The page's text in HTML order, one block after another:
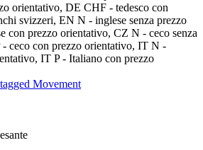
orientativo, DE CHF - tedesco con
svizzeri, EN N - inglese senza prezzo
con prezzo orientativo, CZ N - ceco senza
ceco con prezzo orientativo, IT N -
IT P - Italiano con prezzo
Movement